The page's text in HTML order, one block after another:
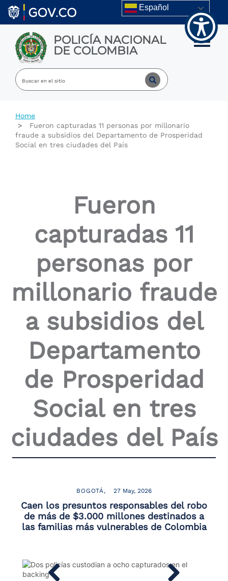
Welcome
All
Accessibility
screen
reader.
Accessibility
screen
navigate
Skip to main content Español
POLICÍA NACIONAL
DE COLOMBIA Toggle
Home
Fueron capturadas 11 personas por millonario
fraude a subsidios del Departamento de Prosperidad
Social en tres ciudades del País
Fueron
capturadas 11
personas por
millonario fraude
a subsidios del
Departamento
de Prosperidad
Social en tres
ciudades del País
BOGOTÁ 27 May, 2026
Caen los presuntos responsables del robo
de más de $3.000 millones destinados a
las familias más vulnerables de Colombia